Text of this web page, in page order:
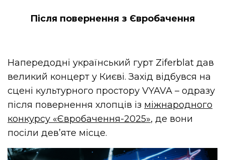
Після повернення з Євробачення
Напередодні український гурт Ziferblat дав
великий концерт у Києві. Захід відбувся на
сцені культурного простору VYAVA – одразу
після повернення хлопців із міжнародного
конкурсу «Євробачення-2025», де вони
посіли дев’яте місце.